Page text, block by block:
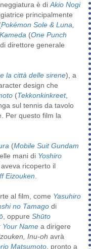
è diAkio Nogi
principalmente
Pokémon Sole & Luna,
(One Punch
direttore generale
la città delle sirene), a
design che
(Tekkonkinkreet,
sul tennis da tavolo
Per questo film la
(Mobile Suit Gundam
mani di Yoshiro
aveva ricoperto il
Eizouken.
al film, come Yasuhiro
no Tamago di
, oppure Shūto
Your Name a dirigere
Inu-oh avrà
Matsumoto, pronto a